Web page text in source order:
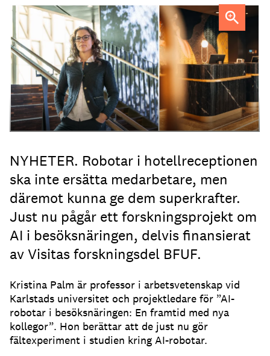
Professor Kristina Palm FOTO: Theresia Viska FOTO:
Dylan Calluy / Unsplash
NYHETER. Robotar i hotellreceptionen
ska inte ersätta medarbetare, men
däremot kunna ge dem superkrafter.
Just nu pågår ett forskningsprojekt om
AI i besöksnäringen, delvis finansierat
av Visitas forskningsdel BFUF.
Kristina Palm är professor i arbetsvetenskap vid
Karlstads universitet och projektledare för ”AI-
robotar i besöksnäringen: En framtid med nya
kollegor”. Hon berättar att de just nu gör
fältexperiment i studien kring AI-robotar.